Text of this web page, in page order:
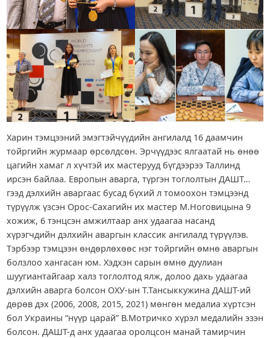
Харин тэмцээний эмэгтэйчүүдийн ангилалд 16 даамчин
тойргийн журмаар өрсөлдсөн. Эрчүүдээс ялгаатай нь өнөө
цагийн хамаг л хүчтэй их мастерууд бүгдээрээ Таллинд
ирсэн байлаа. Европын аварга, түргэн тоглолтын ДАШТ…
гээд дэлхийн аваргаас бусад бүхий л томоохон тэмцээнд
түрүүлж үзсэн Орос-Сахагийн их мастер М.Ноговицына 9
хожиж, 6 тэнцсэн амжилтаар анх удаагаа насанд
хүрэгчдийн дэлхийн аваргын классик ангилалд түрүүлэв.
Тэрбээр тэмцээн өндөрлөхөөс нэг тойргийн өмнө аваргын
болзлоо хангасан юм. Хэдхэн сарын өмнө дуулиан
шуугиантайгаар халз тоглолтод ялж, долоо дахь удаагаа
дэлхийн аварга болсон ОХУ-ын Т.Тансыккужина ДАШТ-ий
дөрөв дэх (2006, 2008, 2015, 2021) мөнгөн медалиа хүртсэн
бол Украины “нүүр царай” В.Мотричко хүрэл медалийн эзэн
болсон. ДАШТ-д анх удаагаа оролцсон манай тамирчин